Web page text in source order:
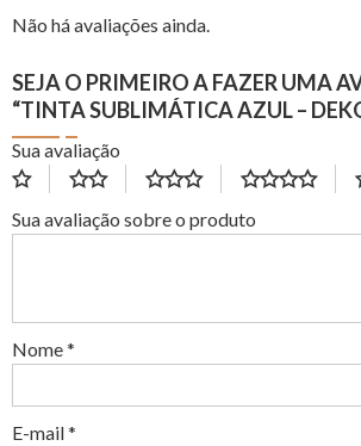
Não há avaliações ainda.
SEJA O PRIMEIRO A FAZER UMA
“TINTA SUBLIMÁTICA AZUL –
Sua avaliação
Sua avaliação sobre o produto
Nome*
E-mail*